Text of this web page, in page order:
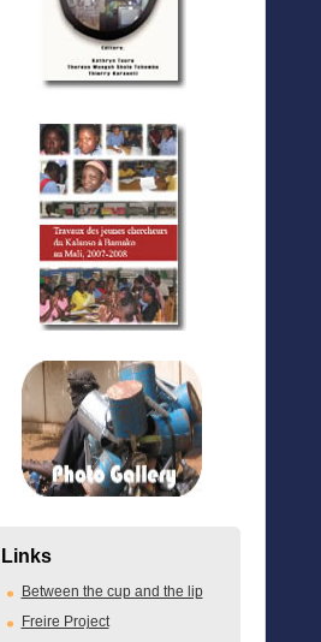
Links
Between the cup and the lip
Freire Project